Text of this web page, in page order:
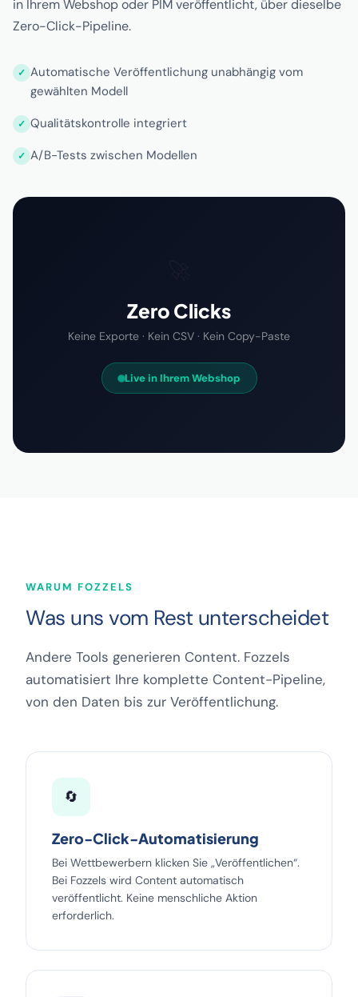
in Ihrem Webshop oder PIM veröffentlicht, über dieselbe
Zero-Click-Pipeline.
Automatische Veröffentlichung unabhängig vom
gewählten Modell
Qualitätskontrolle integriert
A/B-Tests zwischen Modellen
Zero Clicks
Keine Exporte · Kein CSV · Kein Copy-Paste
Live in Ihrem Webshop
WARUM FOZZELS
Was uns vom Rest unterscheidet
Andere Tools generieren Content. Fozzels
automatisiert Ihre komplette Content-Pipeline,
von den Daten bis zur Veröffentlichung.
🔄
Zero-Click-Automatisierung
Bei Wettbewerbern klicken Sie „Veröffentlichen“.
Bei Fozzels wird Content automatisch
veröffentlicht. Keine menschliche Aktion
erforderlich.